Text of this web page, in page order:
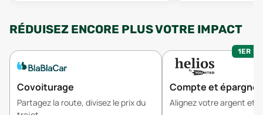
RÉDUISEZ ENCORE PLUS VOTRE IMPACT
Covoiturage
Partagez la route, divisez le prix du
1ER
Compte et épargne
Alignez votre argent et